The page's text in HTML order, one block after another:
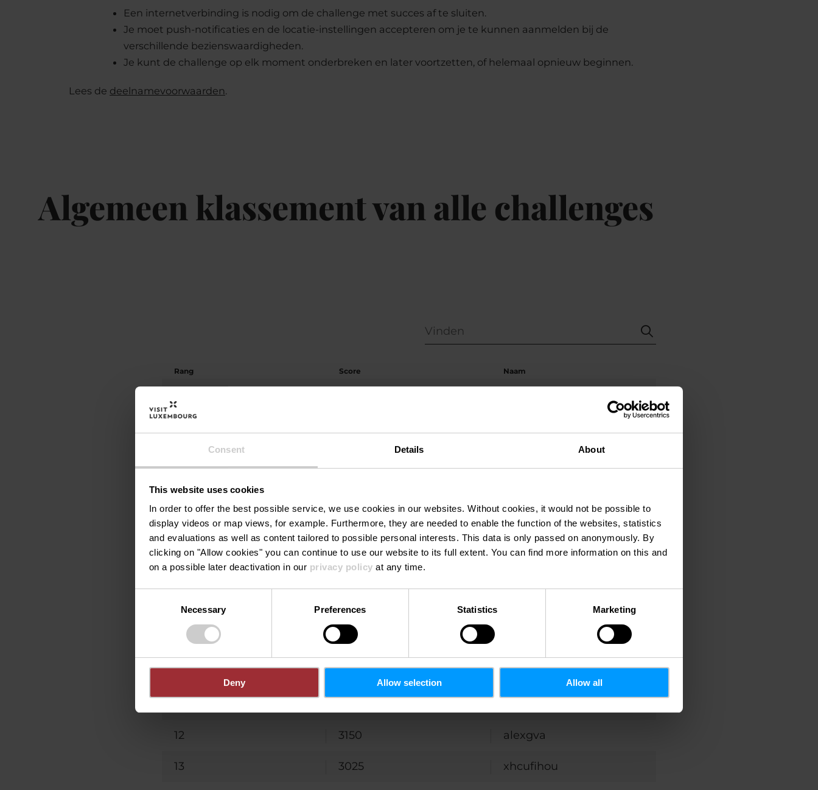
Consent Details About
This website uses cookies
In order to offer the best possible service, we use cookies in our websites. Without cookies, it would not be possible to
display videos or map views, for example. Furthermore, they are needed to enable the function of the websites, statistics
and evaluations as well as content tailored to possible personal interests. This data is only passed on anonymously. By
clicking on "Allow cookies" you can continue to use our website to its full extent. You can find more information on this and
on a possible later deactivation in our privacy policy at any time.
Necessary Preferences Statistics Marketing
Deny Allow selection Allow all
Een internetverbinding is nodig om de challenge met succes af te sluiten.
Je moet push-notificaties en de locatie-instellingen accepteren om je te kunnen aanmelden bij de
verschillende bezienswaardigheden.
Je kunt de challenge op elk moment onderbreken en later voortzetten, of helemaal opnieuw beginnen.
Lees de deelnamevoorwaarden.
Algemeen klassement van alle challenges
Rang Score Naam
4
6075 Saaaaam
6 4525 OrvalVert
4250
3575
12 3150 alexgva
13 3025 xhcufihou